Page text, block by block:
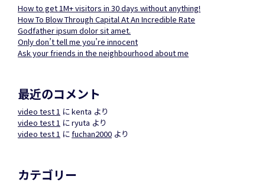
How to get 1M+ visitors in 30 days without anything!
How To Blow Through Capital At An Incredible Rate
Godfather ipsum dolor sit amet.
Only don’t tell me you’re innocent
Ask your friends in the neighbourhood about me
最近のコメント
video test 1 にkenta より
video test 1 にryuta より
video test 1 にfuchan2000 より
カテゴリー